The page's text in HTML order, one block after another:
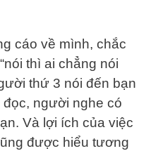
cáo về mình, chắc
thì ai chẳng nói
thứ 3 nói đến bạn
người nghe có
Và lợi ích của việc
được hiểu tương